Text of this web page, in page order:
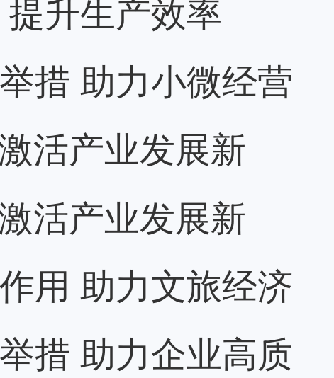
升生产效率
措 助力小微经营
活产业发展新
活产业发展新
用 助力文旅经济
措 助力企业高质